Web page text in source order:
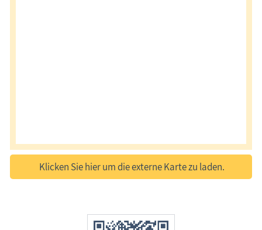
Klicken Sie hier um die externe Karte zu laden.